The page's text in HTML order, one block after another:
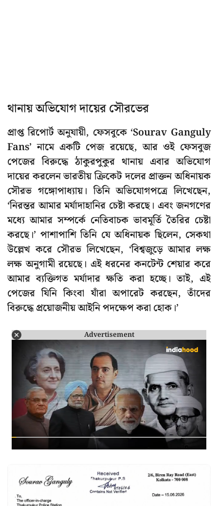
থানায় অভিযোগ দায়ের সৌরভের
প্রাপ্ত রিপোর্ট অনুযায়ী, ফেসবুকে ‘Sourav Ganguly
Fans’ নামে একটি পেজ রয়েছে, আর ওই ফেসবুজ
পেজের বিরুদ্ধে ঠাকুরপুকুর থানায় এবার অভিযোগ
দায়ের করলেন ভারতীয় ক্রিকেট দলের প্রাক্তন অধিনায়ক
সৌরভ গঙ্গোপাধ্যায়। তিনি অভিযোগপত্রে লিখেছেন,
‘নিরন্তর আমার মর্যাদাহানির চেষ্টা করছে। এবং জনগণের
মধ্যে আমার সম্পর্কে নেতিবাচক ভাবমূর্তি তৈরির চেষ্টা
করছে।’ পাশাপাশি তিনি যে অধিনায়ক ছিলেন, সেকথা
উল্লেখ করে সৌরভ লিখেছেন, ‘বিশ্বজুড়ে আমার লক্ষ
লক্ষ অনুগামী রয়েছে। এই ধরনের কনটেন্ট শেয়ার করে
আমার ব্যক্তিগত মর্যাদার ক্ষতি করা হচ্ছে। তাই, এই
পেজের যিনি কিংবা যাঁরা অপারেট করছেন, তাঁদের
বিরুদ্ধে প্রয়োজনীয় আইনি পদক্ষেপ করা হোক।’
Advertisement